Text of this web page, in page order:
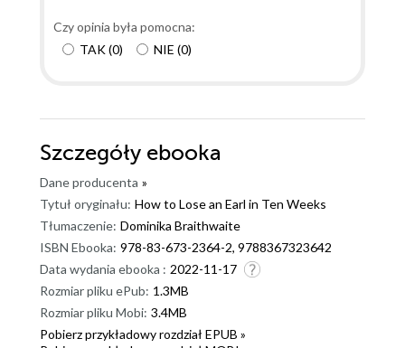
Czy opinia była pomocna:
TAK(0) NIE (0)
Szczegóły ebooka
Dane producenta »
Tytuł oryginału: How to Lose an Earl in Ten Weeks
Tłumaczenie: Dominika Braithwaite
ISBN Ebooka: 978-83-673-2364-2, 9788367323642
Data wydania ebooka : 2022-11-17
Rozmiar pliku ePub: 1.3MB
Rozmiar pliku Mobi: 3.4MB
Pobierz przykładowy rozdział EPUB »